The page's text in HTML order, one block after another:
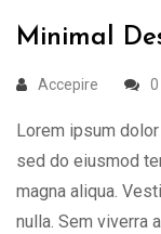
Minimal
Accepire
Lorem ipsum
sed do eiusmod
magna aliqua.
nulla. Sem viverra